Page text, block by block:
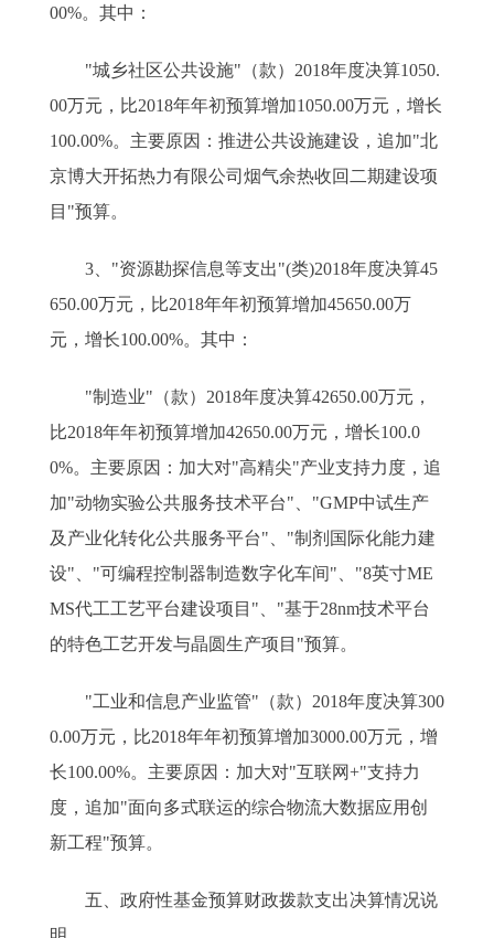
00%。其中：
"城乡社区公共设施"（款）2018年度决算1050.
00万元，比2018年年初预算增加1050.00万元，增长
100.00%。主要原因：推进公共设施建设，追加"北
京博大开拓热力有限公司烟气余热收回二期建设项
目"预算。
3、"资源勘探信息等支出"(类)2018年度决算45
650.00万元，比2018年年初预算增加45650.00万
元，增长100.00%。其中：
"制造业"（款）2018年度决算42650.00万元，
比2018年年初预算增加42650.00万元，增长100.0
0%。主要原因：加大对"高精尖"产业支持力度，追
加"动物实验公共服务技术平台"、"GMP中试生产
及产业化转化公共服务平台"、"制剂国际化能力建
设"、"可编程控制器制造数字化车间"、"8英寸ME
MS代工工艺平台建设项目"、"基于28nm技术平台
的特色工艺开发与晶圆生产项目"预算。
"工业和信息产业监管"（款）2018年度决算300
0.00万元，比2018年年初预算增加3000.00万元，增
长100.00%。主要原因：加大对"互联网+"支持力
度，追加"面向多式联运的综合物流大数据应用创
新工程"预算。
五、政府性基金预算财政拨款支出决算情况说